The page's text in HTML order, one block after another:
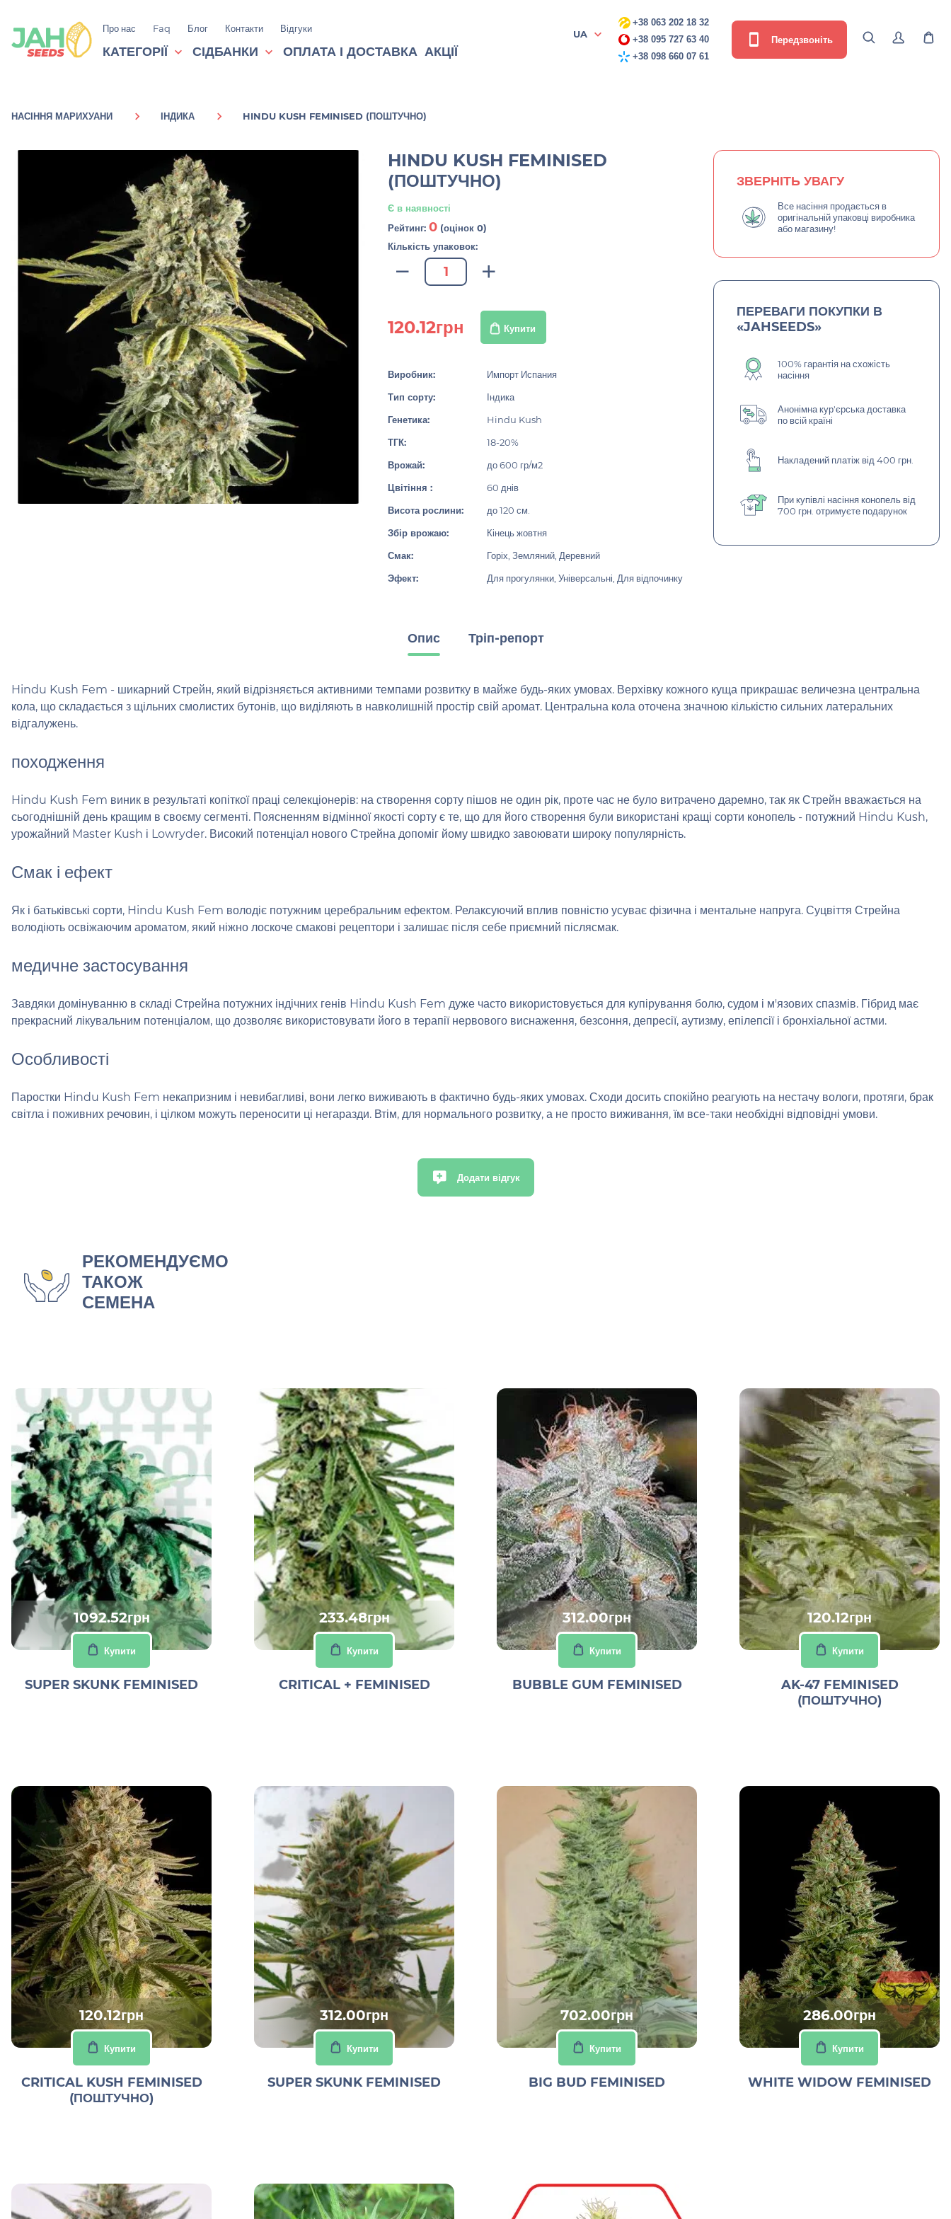
Про нас Faq Блог Контакти Відгуки
КАТЕГОРІЇ СІДБАНКИ ОПЛАТА І ДОСТАВКА АКЦІЇ
UA
+38 063 202 18 32
+38 095 727 63 40
+38 098 660 07 61
Передзвоніть
НАСІННЯ МАРИХУАНИ ІНДИКА HINDU KUSH FEMINISED (ПОШТУЧНО)
HINDU KUSH FEMINISED
(ПОШТУЧНО)
Є в наявності
Рейтинг: 0 (оцінок 0)
Кількість упаковок:
120.12грн Купити
Виробник:
Импорт Испания
Тип сорту:
Індика
Генетика:
Hindu Kush
ТГК:
18-20%
Врожай:
до 600 гр/м2
Цвітіння :
60 днів
Висота рослини:
до 120 см.
Збір врожаю:
Кінець жовтня
Смак:
Горіх, Земляний, Деревний
Эфект:
Для прогулянки, Універсальні, Для відпочинку
ЗВЕРНІТЬ УВАГУ
Все насіння продається в
оригінальній упаковці виробника
або магазину!
ПЕРЕВАГИ ПОКУПКИ В
«JAHSEEDS»
100% гарантія на схожість
насіння
Анонімна кур'єрська доставка
по всій країні
Накладений платіж від 400 грн.
При купівлі насіння конопель від
700 грн. отримуєте подарунок
Опис Тріп-репорт
Hindu Kush Fem - шикарний Стрейн, який відрізняється активними темпами розвитку в майже будь-яких умовах. Верхівку кожного куща прикрашає величезна центральна
кола, що складається з щільних смолистих бутонів, що виділяють в навколишній простір свій аромат. Центральна кола оточена значною кількістю сильних латеральних
відгалужень.
походження
Hindu Kush Fem виник в результаті копіткої праці селекціонерів: на створення сорту пішов не один рік, проте час не було витрачено даремно, так як Стрейн вважається на
сьогоднішній день кращим в своєму сегменті. Поясненням відмінної якості сорту є те, що для його створення були використані кращі сорти конопель - потужний Hindu Kush,
урожайний Master Kush і Lowryder. Високий потенціал нового Стрейна допоміг йому швидко завоювати широку популярність.
Смак і ефект
Як і батьківські сорти, Hindu Kush Fem володіє потужним церебральним ефектом. Релаксуючий вплив повністю усуває фізична і ментальне напруга. Суцвіття Стрейна
володіють освіжаючим ароматом, який ніжно лоскоче смакові рецептори і залишає після себе приємний післясмак.
медичне застосування
Завдяки домінуванню в складі Стрейна потужних індічних генів Hindu Kush Fem дуже часто використовується для купірування болю, судом і м'язових спазмів. Гібрид має
прекрасний лікувальним потенціалом, що дозволяє використовувати його в терапії нервового виснаження, безсоння, депресії, аутизму, епілепсії і бронхіальної астми.
Особливості
Паростки Hindu Kush Fem некапризним і невибагливі, вони легко виживають в фактично будь-яких умовах. Сходи досить спокійно реагують на нестачу вологи, протяги, брак
світла і поживних речовин, і цілком можуть переносити ці негаразди. Втім, для нормального розвитку, а не просто виживання, їм все-таки необхідні відповідні умови.
Додати відгук
РЕКОМЕНДУЄМО
ТАКОЖ
СЕМЕНА
1092.52грн
Купити
SUPER SKUNK FEMINISED
233.48грн
Купити
CRITICAL + FEMINISED
312.00грн
Купити
BUBBLE GUM FEMINISED
120.12грн
Купити
AK-47 FEMINISED
(ПОШТУЧНО)
120.12грн
Купити
CRITICAL KUSH FEMINISED
(ПОШТУЧНО)
312.00грн
Купити
SUPER SKUNK FEMINISED
702.00грн
Купити
BIG BUD FEMINISED
286.00грн
Купити
WHITE WIDOW FEMINISED